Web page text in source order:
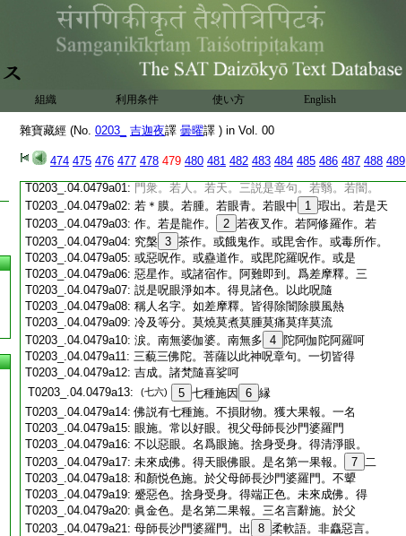
組織 利用条件 使い方 English
雜寶藏經 (No. 0203_ 吉迦夜譯 曇曜譯 ) in Vol. 00
474 475 476 477 478 479 480 481 482 483 484 485 486 487 488 489
T0203_.04.0478c19:是等分翳。莫燒。莫煮。莫腫。莫痛。莫痒。莫
T0203_.04.0478c20:流涙。戒實。苦行實。仙實。天實。藥實。呪句
T0203_.04.0478c21:實。因縁實。苦實。 20 習實。滅實。道實。阿羅漢
T0203_.04.0478c22:
實。辟支佛實。
菩薩實。如是稱差摩釋名。餘
人亦如是稱名。 22 便得眼淨。得眼淨已。使
T0203_.04.0478c24:闇除。使＊瞙除。若是風翳。若熱翳。若是冷翳。
T0203_.04.0478c25:若等分翳。莫燒。莫煮。莫腫。莫痛。莫痒。莫
T0203_.04.0478c26:流涙。阿難如是章句。如是六佛世尊。我今
T0203_.04.0478c27:第七。亦作是説。四天王亦説是呪。帝釋亦
T0203_.04.0478c28:説。梵王并諸梵衆。亦隨歡喜。阿難。我不見
T0203_.04.0479a01: 門衆。若人。若天。三説是章句。若翳。若闇。
T0203_.04.0479a02: 若＊膜。若腫。若眼青。若眼中 1 瑕出。若是天
T0203_.04.0479a03: 作。若是龍作。 2 若夜叉作。若阿修羅作。若
T0203_.04.0479a04: 究槃 3 茶作。或餓鬼作。或毘舍作。或毒所作。
T0203_.04.0479a05: 或惡呪作。或蠱道作。或毘陀羅呪作。或是
T0203_.04.0479a06: 惡星作。或諸宿作。阿難即到。爲差摩釋。三
T0203_.04.0479a07: 説是呪眼淨如本。得見諸色。以此呪隨
T0203_.04.0479a08: 稱人名字。如差摩釋。皆得除闇除膜風熱
T0203_.04.0479a09: 冷及等分。莫燒莫煮莫腫莫痛莫痒莫流
T0203_.04.0479a10: 涙。南無婆伽婆。南無多 4 陀阿伽陀阿羅呵
T0203_.04.0479a11: 三藐三佛陀。菩薩以此神呪章句。一切皆得
T0203_.04.0479a12: 吉成。諸梵隨喜娑呵
T0203_.04.0479a13:
(七六) 5 七種施因 6 縁
T0203_.04.0479a14:佛説有七種施。不損財物。獲大果報。一名
T0203_.04.0479a15: 眼施。常以好眼。視父母師長沙門婆羅門
T0203_.04.0479a16: 不以惡眼。名爲眼施。捨身受身。得清淨眼。
T0203_.04.0479a17: 未來成佛。得天眼佛眼。是名第一果報。 7 二
T0203_.04.0479a18: 和顏悦色施。於父母師長沙門婆羅門。不顰
T0203_.04.0479a19: 蹙惡色。捨身受身。得端正色。未來成佛。得
T0203_.04.0479a20: 眞金色。是名第二果報。三名言辭施。於父
T0203_.04.0479a21: 母師長沙門婆羅門。出 8 柔軟語。非麤惡言。